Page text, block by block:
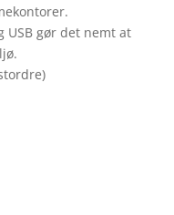
USB gør det nemt at